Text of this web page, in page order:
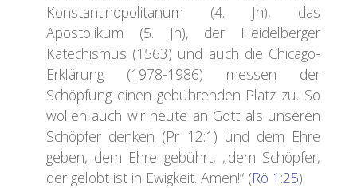
Konstantinopolitanum (4. Jh), das
Apostolikum (5. Jh), der Heidelberger
Katechismus (1563) und auch die Chicago-
Erklärung (1978-1986) messen der
Schöpfung einen gebührenden Platz zu. So
wollen auch wir heute an Gott als unseren
Schöpfer denken (Pr 12:1) und dem Ehre
geben, dem Ehre gebührt, „dem Schöpfer,
der gelobt ist in Ewigkeit. Amen!“ (Rö 1:25)